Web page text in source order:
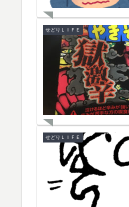
せどりＬＩＦＥ
せどりＬＩＦＥ